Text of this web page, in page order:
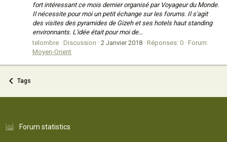
fort intéressant ce mois dernier organisé par Voyageur du Monde.
Il nécessite pour moi un petit échange sur les forums. Il s'agit
des visites des pyramides de Gizeh et ses hotels haut standing
environnants. L'idée était pour moi de...
telombre Discussion 2 Janvier 2018 Réponses: 0 Forum:
Moyen-Orient
Tags
Forum statistics